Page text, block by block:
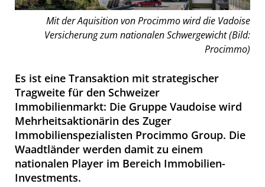
Mit der Aquisition von Procimmo wird die Vadoise
Versicherung zum nationalen Schwergewicht (Bild:
Procimmo)
Es ist eine Transaktion mit strategischer
Tragweite für den Schweizer
Immobilienmarkt: Die Gruppe Vaudoise wird
Mehrheitsaktionärin des Zuger
Immobilienspezialisten Procimmo Group. Die
Waadtländer werden damit zu einem
nationalen Player im Bereich Immobilien-
Investments.